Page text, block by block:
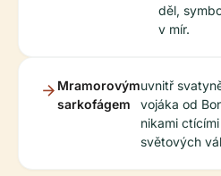
děl,
v mír.
Mramorovým
sarkofágem
uvnitř
vojáka od
nikami
světových